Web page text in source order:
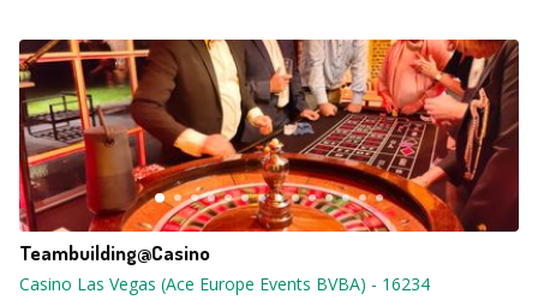
Teambuilding@Casino
Casino Las Vegas (Ace Europe Events BVBA) - 16234